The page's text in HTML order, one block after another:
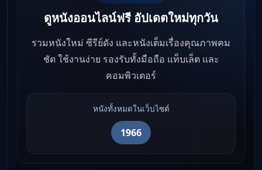
ดูหนังออนไลน์ฟรี อัปเดตใหม่ทุกวัน
รวมหนังใหม่ ซีรีย์ดัง และหนังเต็มเรื่องคุณภาพคม
ชัด ใช้งานง่าย รองรับทั้งมือถือ แท็บเล็ต และ
คอมพิวเตอร์
หนังทั้งหมดในเว็บไซต์
1966